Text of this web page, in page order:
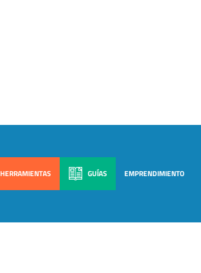
HERRAMIENTAS GUÍAS EMPRENDIMIENTO